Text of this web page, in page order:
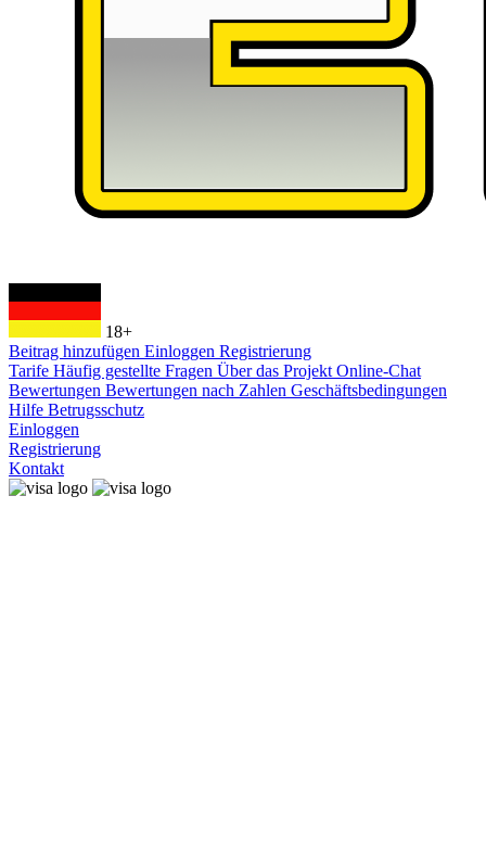
18+
Beitrag hinzufügen Einloggen Registrierung
Tarife Häufig gestellte Fragen Über das Projekt Online-Chat
Bewertungen Bewertungen nach Zahlen Geschäftsbedingungen
Hilfe Betrugsschutz
Einloggen
Registrierung
Kontakt